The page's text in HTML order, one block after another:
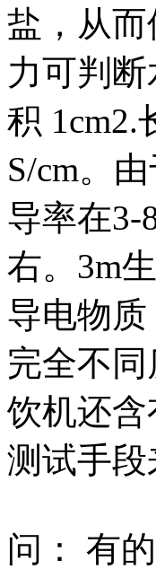
盐，从
力可判
积 1cm2.
S/cm。
导率在3-
右。3m
导电物
完全不
饮机还
测试手
问： 有